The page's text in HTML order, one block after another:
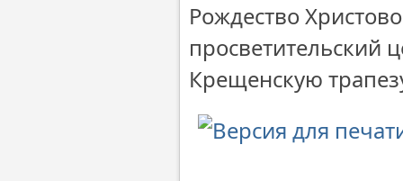
Рождество
просветительский
Крещенскую